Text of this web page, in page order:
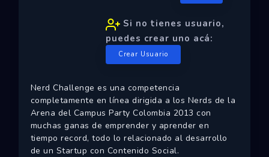
Si no tienes usuario,
puedes crear uno acá:
Crear Usuario
Nerd Challenge es una competencia
completamente en línea dirigida a los Nerds de la
Arena del Campus Party Colombia 2013 con
muchas ganas de emprender y aprender en
tiempo record, todo lo relacionado al desarrollo
de un Startup con Contenido Social.